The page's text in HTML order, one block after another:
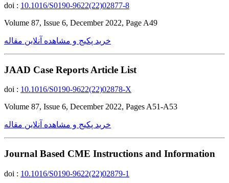
doi : 10.1016/S0190-9622(22)02877-8
Volume 87, Issue 6, December 2022, Page A49
خرید پکیج و مشاهده آنلاین مقاله
JAAD Case Reports Article List
doi : 10.1016/S0190-9622(22)02878-X
Volume 87, Issue 6, December 2022, Pages A51-A53
خرید پکیج و مشاهده آنلاین مقاله
Journal Based CME Instructions and Information
doi : 10.1016/S0190-9622(22)02879-1